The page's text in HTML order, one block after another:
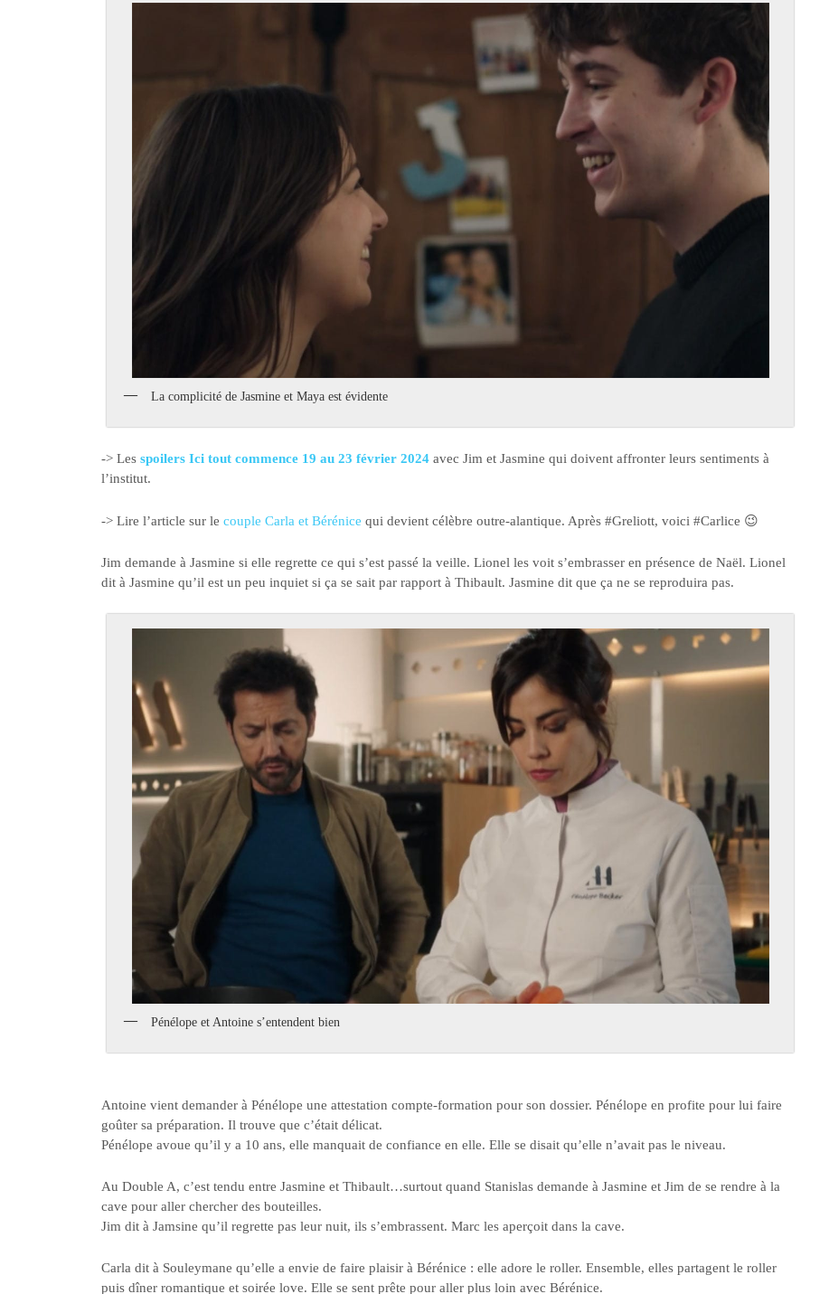
La complicité de Jasmine et Maya est évidente
-> Les spoilers Ici tout commence 19 au 23 février 2024 avec Jim et Jasmine qui doivent affronter leurs sentiments à
l’institut.
-> Lire l’article sur le couple Carla et Bérénice qui devient célèbre outre-alantique. Après #Greliott, voici #Carlice 😉
Jim demande à Jasmine si elle regrette ce qui s’est passé la veille. Lionel les voit s’embrasser en présence de Naël. Lionel
dit à Jasmine qu’il est un peu inquiet si ça se sait par rapport à Thibault. Jasmine dit que ça ne se reproduira pas.
Pénélope et Antoine s’entendent bien
Antoine vient demander à Pénélope une attestation compte-formation pour son dossier. Pénélope en profite pour lui faire
goûter sa préparation. Il trouve que c’était délicat.
Pénélope avoue qu’il y a 10 ans, elle manquait de confiance en elle. Elle se disait qu’elle n’avait pas le niveau.
Au Double A, c’est tendu entre Jasmine et Thibault…surtout quand Stanislas demande à Jasmine et Jim de se rendre à la
cave pour aller chercher des bouteilles.
Jim dit à Jamsine qu’il regrette pas leur nuit, ils s’embrassent. Marc les aperçoit dans la cave.
Carla dit à Souleymane qu’elle a envie de faire plaisir à Bérénice : elle adore le roller. Ensemble, elles partagent le roller
puis dîner romantique et soirée love. Elle se sent prête pour aller plus loin avec Bérénice.